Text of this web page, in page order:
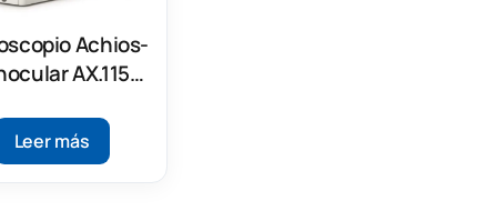
Achios-
AX.1152-
Leer más